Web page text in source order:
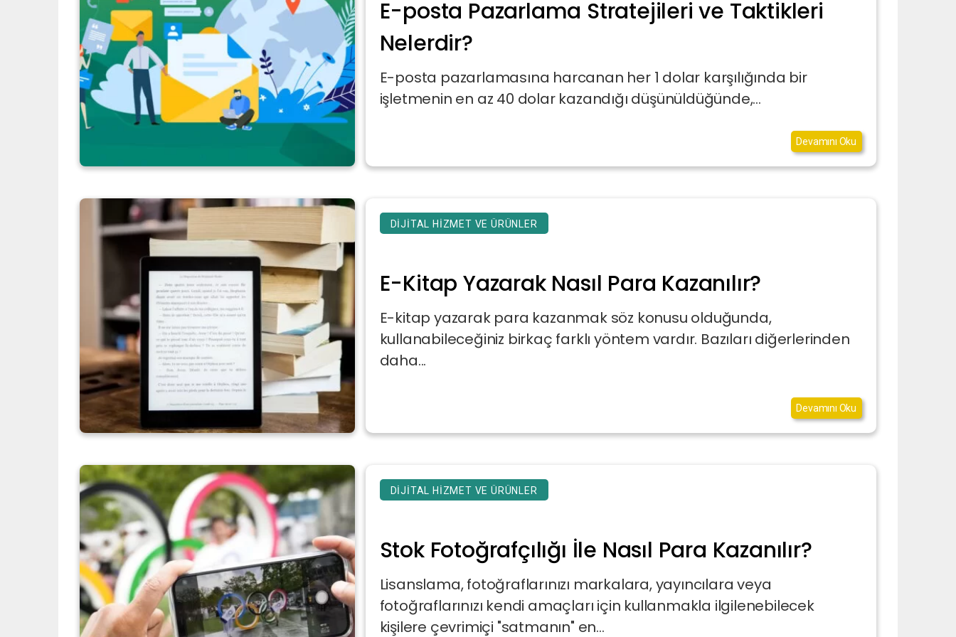
E-posta Pazarlama Stratejileri ve Taktikleri
Nelerdir?
E-posta pazarlamasına harcanan her 1 dolar karşılığında bir
işletmenin en az 40 dolar kazandığı düşünüldüğünde,...
Devamını Oku
DIJITAL HIZMET VE ÜRÜNLER
E-Kitap Yazarak Nasıl Para Kazanılır?
E-kitap yazarak para kazanmak söz konusu olduğunda,
kullanabileceğiniz birkaç farklı yöntem vardır. Bazıları diğerlerinden
daha...
Devamını Oku
DIJITAL HIZMET VE ÜRÜNLER
Stok Fotoğrafçılığı İle Nasıl Para Kazanılır?
Lisanslama, fotoğraflarınızı markalara, yayıncılara veya
fotoğraflarınızı kendi amaçları için kullanmakla ilgilenebilecek
kişilere çevrimiçi "satmanın" en...